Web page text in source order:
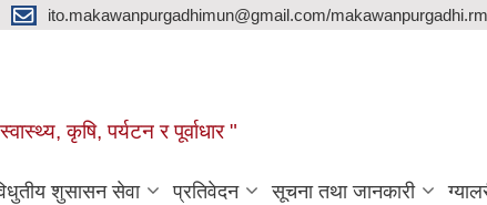
ito.makawanpurgadhimun@gmail.com/
कृषि, पर्यटन र पूर्वाधार "
शुसासन सेवा प्रतिवेदन सूचना तथा जानकारी